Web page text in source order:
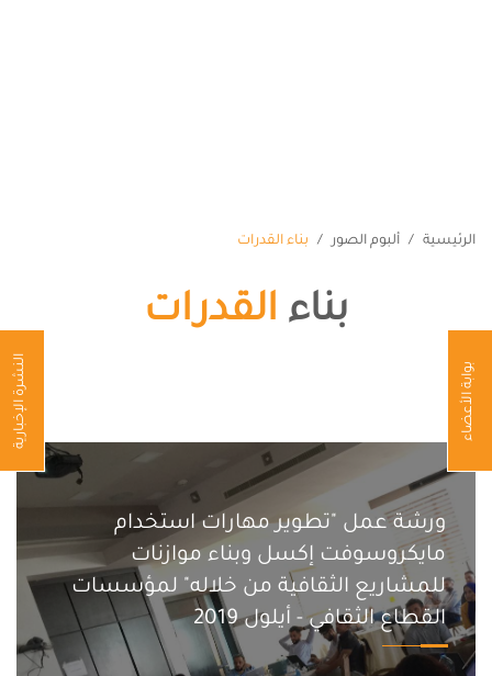
بوابة الأعضاء النشرة الإخبارية
المنشورات
الرئيسية ألبوم الصور بناء القدرات
بناء القدرات
ورشة عمل "تطوير مهارات استخدام
مايكروسوفت إكسل وبناء موازنات
للمشاريع الثقافية من خلاله" لمؤسسات
القطاع الثقافي - أيلول 2019